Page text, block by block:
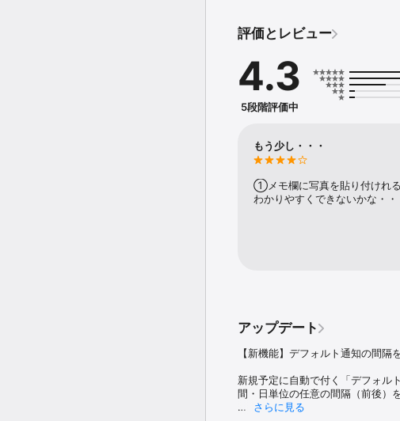
● iOS 標準カレンダーと連携。
● 六曜表示に対応。
● 当日の予定を表示するミニポッ
● 前月・翌月へのなめらかな縦ス
● 予定のコピー＆ペースト。
● インクリメンタル検索。
評価とレビュー
4.3
5段階評価中
もう少し・・・
①メモ欄に写真を貼り付けれ
わかりやすくできないかな・・
アップデート
【新機能】デフォルト通知の間
新規予定に自動で付く「デフォル
間・日単位の任意の間隔（前後）
さらに見る